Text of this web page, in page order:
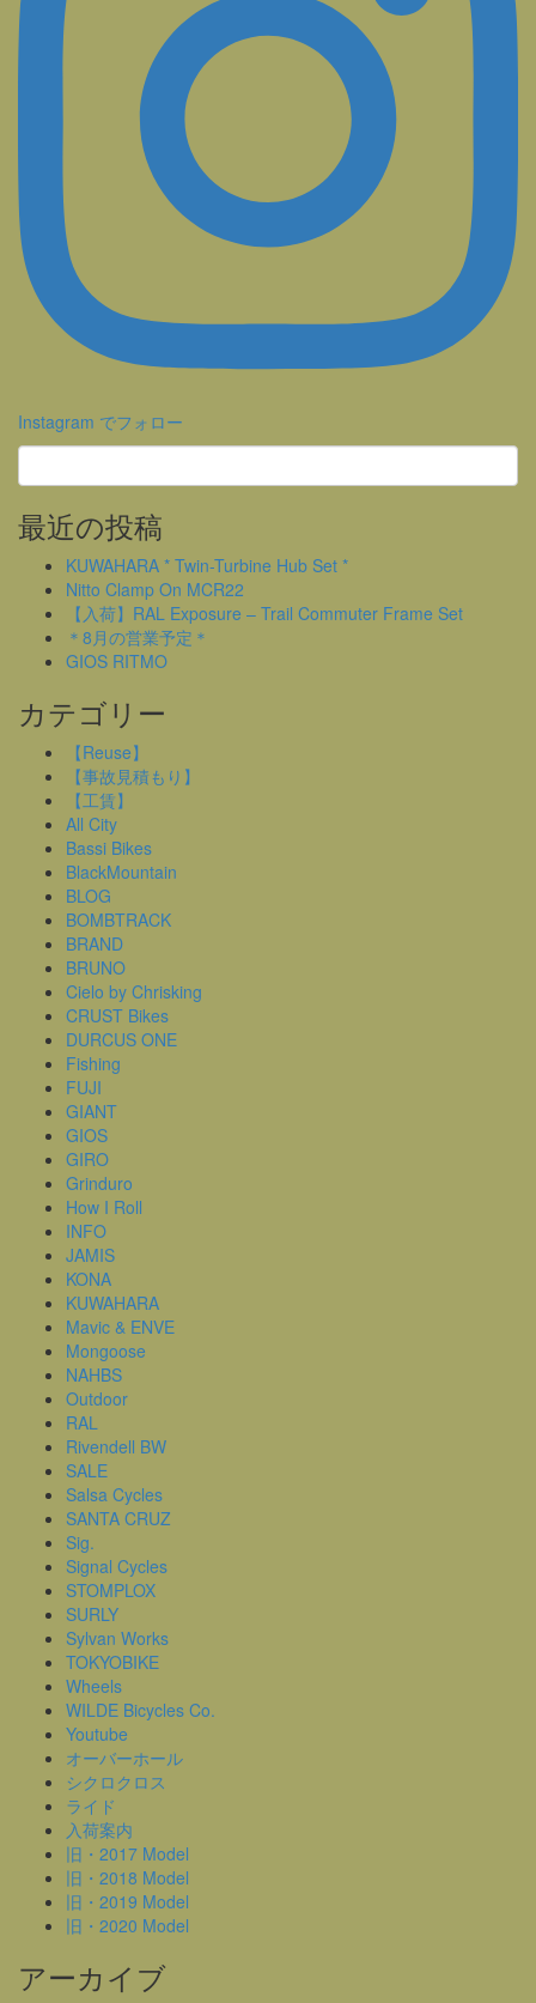
Instagram でフォロー
最近の投稿
KUWAHARA * Twin-Turbine Hub Set *
Nitto Clamp On MCR22
【入荷】RAL Exposure – Trail Commuter Frame Set
＊8月の営業予定＊
GIOS RITMO
カテゴリー
【Reuse】
【事故見積もり】
【工賃】
All City
Bassi Bikes
BlackMountain
BLOG
BOMBTRACK
BRAND
BRUNO
Cielo by Chrisking
CRUST Bikes
DURCUS ONE
Fishing
FUJI
GIANT
GIOS
GIRO
Grinduro
How I Roll
INFO
JAMIS
KONA
KUWAHARA
Mavic & ENVE
Mongoose
NAHBS
Outdoor
RAL
Rivendell BW
SALE
Salsa Cycles
SANTA CRUZ
Sig.
Signal Cycles
STOMPLOX
SURLY
Sylvan Works
TOKYOBIKE
Wheels
WILDE Bicycles Co.
Youtube
オーバーホール
シクロクロス
ライド
入荷案内
旧・2017 Model
旧・2018 Model
旧・2019 Model
旧・2020 Model
アーカイブ